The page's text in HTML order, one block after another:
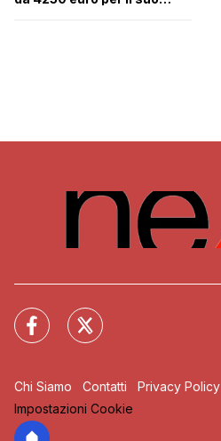
Chi Siamo Contatti Privacy Policy
Impostazioni Cookie